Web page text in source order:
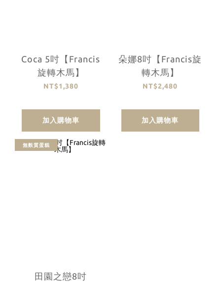
Coca 5吋【Francis
旋轉木馬】
NT$1,380
加入購物車
朵娜8吋【Francis旋
轉木馬】
NT$2,480
加入購物車
無麩質蛋糕
田園之戀8吋